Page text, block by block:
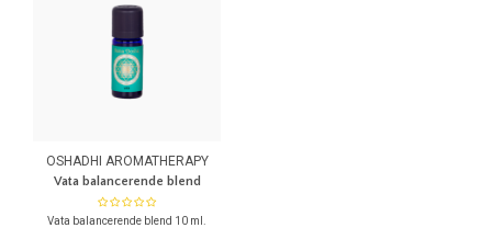
OSHADHI AROMATHERAPY
Vata balancerende blend
Vata balancerende blend 10 ml.